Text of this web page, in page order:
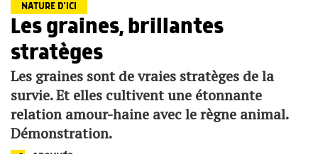
NATURE D’ICI
Les graines, brillantes
stratèges
Les graines sont de vraies stratèges de la
survie. Et elles cultivent une étonnante
relation amour-haine avec le règne animal.
Démonstration.